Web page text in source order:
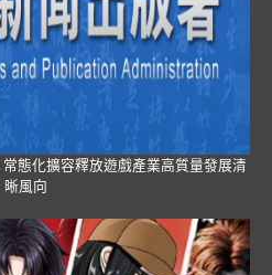
態化擴容釋放遊戲產業高質量發展清
晰風向